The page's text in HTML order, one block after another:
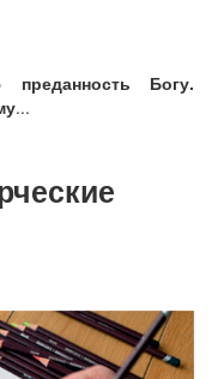
Богу.
...